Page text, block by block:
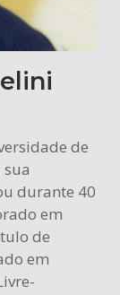
de
durante 40
em
de
em